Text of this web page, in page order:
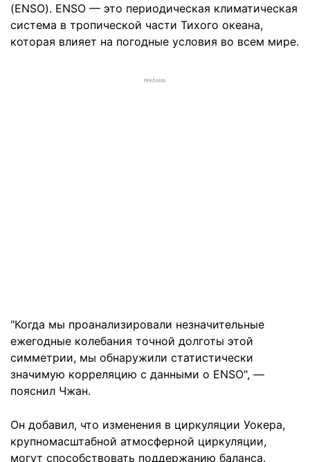
(ENSO). ENSO — это периодическая климатическая
система в тропической части Тихого океана,
которая влияет на погодные условия во всем мире.
РЕКЛАМА
"Когда мы проанализировали незначительные
ежегодные колебания точной долготы этой
симметрии, мы обнаружили статистически
значимую корреляцию с данными о ENSO", —
пояснил Чжан.
Он добавил, что изменения в циркуляции Уокера,
крупномасштабной атмосферной циркуляции,
могут способствовать поддержанию баланса.